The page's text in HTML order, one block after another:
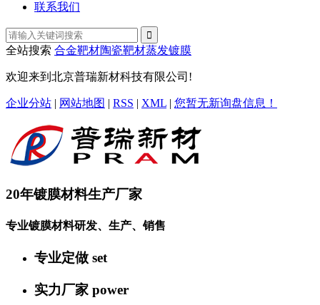
联系我们
全站搜索 合金靶材陶瓷靶材蒸发镀膜
欢迎来到北京普瑞新材科技有限公司!
企业分站 | 网站地图 | RSS | XML | 您暂无新询盘信息！
20年镀膜材料生产厂家
专业镀膜材料研发、生产、销售
专业定做 set
实力厂家 power